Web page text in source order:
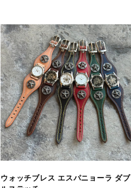
ウォッチブレス エスパニョーラ ダブ